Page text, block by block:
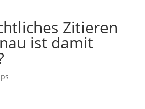
Zitieren
ist damit